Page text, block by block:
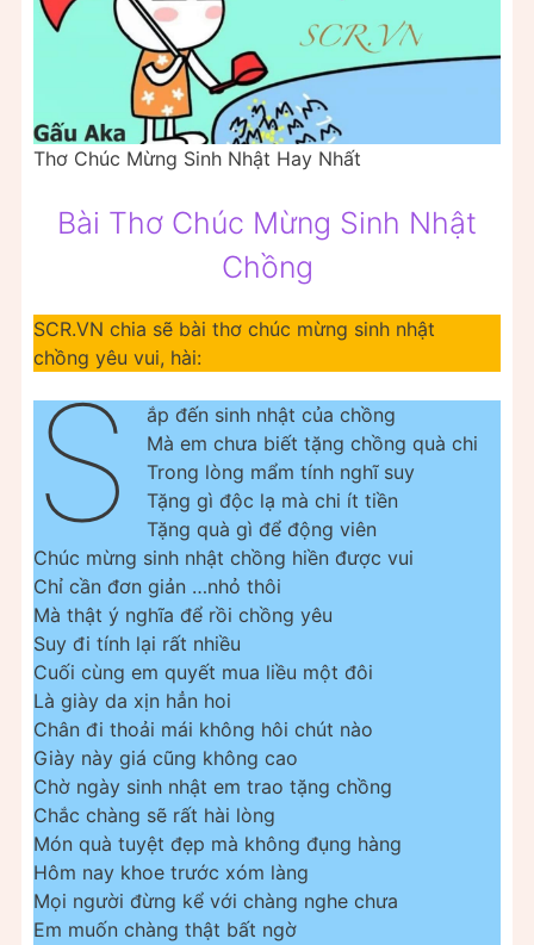
Thơ Chúc Mừng Sinh Nhật Hay Nhất
Bài Thơ Chúc Mừng Sinh Nhật
Chồng
SCR.VN chia sẽ bài thơ chúc mừng sinh nhật
chồng yêu vui, hài:
S
ắp đến sinh nhật của chồng
Mà em chưa biết tặng chồng quà chi
Trong lòng mẩm tính nghĩ suy
Tặng gì độc lạ mà chi ít tiền
Tặng quà gì để động viên
Chúc mừng sinh nhật chồng hiền được vui
Chỉ cần đơn giản …nhỏ thôi
Mà thật ý nghĩa để rồi chồng yêu
Suy đi tính lại rất nhiều
Cuối cùng em quyết mua liều một đôi
Là giày da xịn hẳn hoi
Chân đi thoải mái không hôi chút nào
Giày này giá cũng không cao
Chờ ngày sinh nhật em trao tặng chồng
Chắc chàng sẽ rất hài lòng
Món quà tuyệt đẹp mà không đụng hàng
Hôm nay khoe trước xóm làng
Mọi người đừng kể với chàng nghe chưa
Em muốn chàng thật bất ngờ